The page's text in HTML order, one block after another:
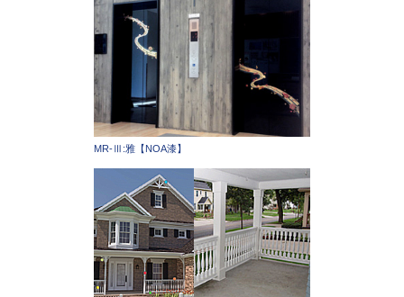
MR-Ⅲ:雅【NOA漆】